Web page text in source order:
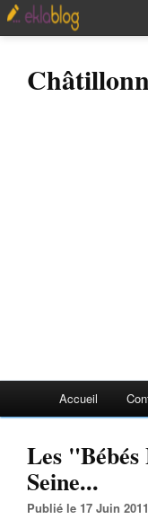
Accueil
Les
Seine...
Publié le 17 Juin 2011